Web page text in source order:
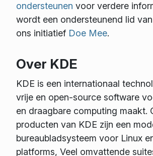
ondersteunen voor verdere
wordt een ondersteunend lid van
ons initiatief Doe Mee.
Over KDE
KDE is een internationaal
vrije en open-source software
en draagbare computing maakt.
producten van KDE zijn een
bureaubladsysteem voor Linux
platforms, Veel omvattende